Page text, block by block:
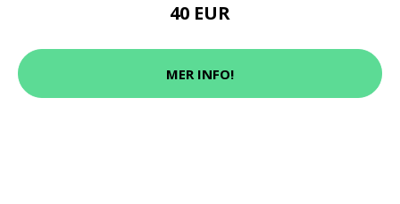
40 EUR
MER INFO!